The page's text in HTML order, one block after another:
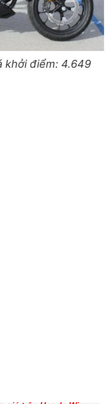
khởi điểm: 4.649